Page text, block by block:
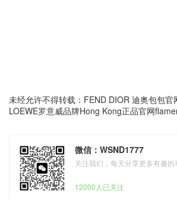
未经允许不得转载： FEND DIOR 迪奥包包官
LOEWE罗意威品牌Hong Kong正品官网
微信：WSND1777
关注我们，每天分享更多有趣的
12000人已关注